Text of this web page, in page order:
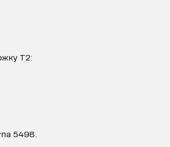
T2:
5498.